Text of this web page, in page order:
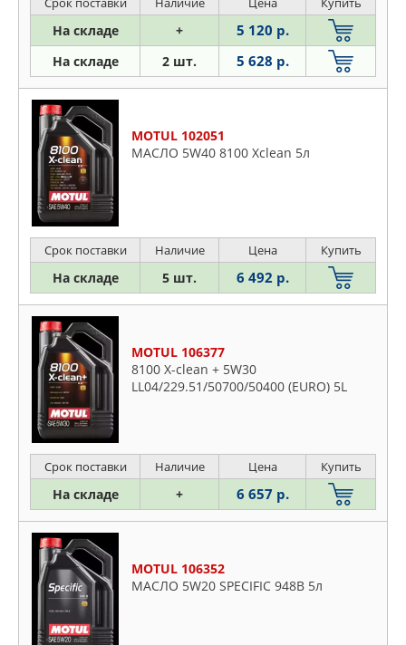
На складе + 5 120 р.
На складе 2 шт. 5 628 р.
MOTUL 102051
МАСЛО 5W40 8100 Xclean 5л
Срок поставки Наличие Цена Купить
На складе 5 шт. 6 492 р.
MOTUL 106377
8100 X-clean + 5W30
LL04/229.51/50700/50400 (EURO) 5L
Срок поставки Наличие Цена Купить
На складе + 6 657 р.
MOTUL 106352
МАСЛО 5W20 SPECIFIC 948B 5л